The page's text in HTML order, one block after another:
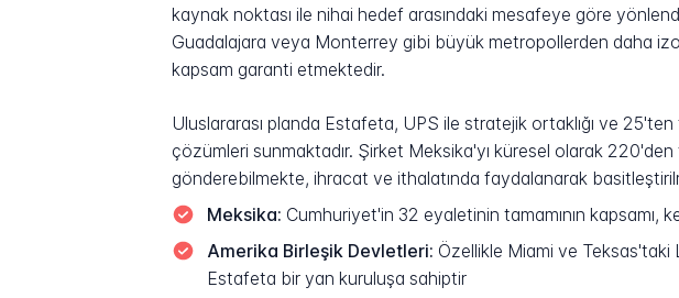
kaynak noktası ile nihai hedef arasındaki mesafeye göre
Guadalajara veya Monterrey gibi büyük metropollerden daha
kapsam garanti etmektedir.
Uluslararası planda Estafeta, UPS ile stratejik ortaklığı ve
çözümleri sunmaktadır. Şirket Meksika'yı küresel olarak
gönderebilmekte, ihracat ve ithalatında faydalanarak
Meksika: Cumhuriyet'in 32 eyaletinin tamamının kapsamı,
Amerika Birleşik Devletleri: Özellikle Miami ve Teksas'taki
Estafeta bir yan kuruluşa sahiptir